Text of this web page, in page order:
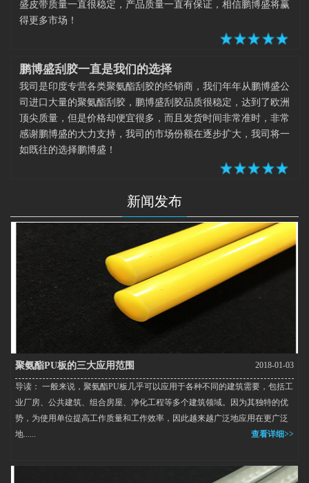
盛皮带质量一直很稳定，产品质量一直有保证，相信鹏博盛将赢
得更多市场！
鹏博盛刮胶一直是我们的选择
我司是印度专营各类聚氨酯刮胶的经销商，我们年年从鹏博盛公
司进口大量的聚氨酯刮胶，鹏博盛刮胶品质很稳定，达到了欧洲
顶尖质量，但是价格却便宜很多，而且发货时间非常准时，非常
感谢鹏博盛的大力支持，我司的市场份额在逐步扩大，我司将一
如既往的选择鹏博盛！
新闻发布
聚氨酯PU板的三大应用范围 2018-01-03
导读： 一般来说，聚氨酯PU板几乎可以应用于各种不同的建筑需要，包括工
业厂房、公共建筑、组合房屋、净化工程等多个建筑领域。因为其独特的优
势，为使用单位提高工作质量和工作效率，因此越来越广泛地应用在更广泛
地......
查看详细>>